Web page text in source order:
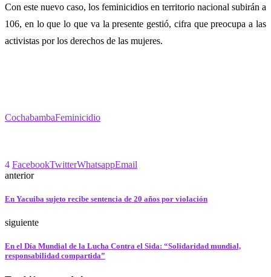
Con este nuevo caso, los feminicidios en territorio nacional subirán a
106, en lo que lo que va la presente gestió, cifra que preocupa a las
activistas por los derechos de las mujeres.
CochabambaFeminicidio
4 FacebookTwitterWhatsappEmail
anterior
En Yacuiba sujeto recibe sentencia de 20 años por violación
siguiente
En el Día Mundial de la Lucha Contra el Sida: “Solidaridad mundial,
responsabilidad compartida”